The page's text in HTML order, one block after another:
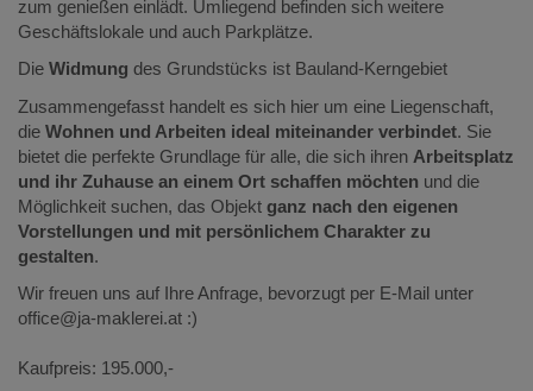
zum genießen einlädt. Umliegend befinden sich weitere
Geschäftslokale und auch Parkplätze.
Die Widmung des Grundstücks ist Bauland-Kerngebiet
Zusammengefasst handelt es sich hier um eine Liegenschaft,
die Wohnen und Arbeiten ideal miteinander verbindet. Sie
bietet die perfekte Grundlage für alle, die sich ihren Arbeitsplatz
und ihr Zuhause an einem Ort schaffen möchten und die
Möglichkeit suchen, das Objekt ganz nach den eigenen
Vorstellungen und mit persönlichem Charakter zu
gestalten.
Wir freuen uns auf Ihre Anfrage, bevorzugt per E-Mail unter
office@ja-maklerei.at :)
Kaufpreis: 195.000,-